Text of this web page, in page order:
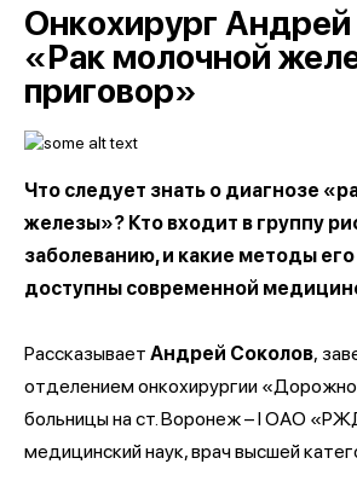
Онкохирург
«Рак молочной
приговор»
Что следует знать о диагнозе
железы»? Кто входит в группу
заболеванию, и какие методы
доступны современной
Рассказывает Андрей Соколов,
отделением онкохирургии
больницы на ст. Воронеж – I ОАО
медицинский наук, врач высшей